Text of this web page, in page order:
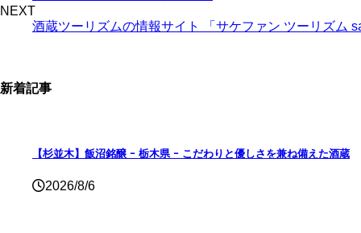
NEXT
酒蔵ツーリズムの情報サイト 「サケファン ツーリズム
新着記事
【杉並木】飯沼銘醸 ｰ 栃木県 ｰ こだわりと優しさを兼ね備えた酒蔵
2026/8/6